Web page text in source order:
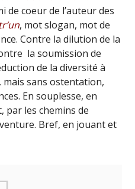
de coeur de l’auteur des
, mot slogan, mot de
Contre la dilution de la
la soumission de
de la diversité à
mais sans ostentation,
En souplesse, en
par les chemins de
Bref, en jouant et